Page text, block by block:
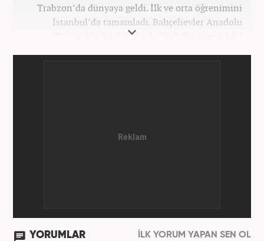
Trabzon’da dünyaya geldi. İlk ve orta öğrenimini
İstanbul’da tamamladı. Bahçelievler Anadolu
Ticaret Meslek Lisesinde ‘Web Programcılığı’
ve teknoloji kategorilerinde birçok haber ve
YORUMLAR İLK YORUM YAPAN SEN OL